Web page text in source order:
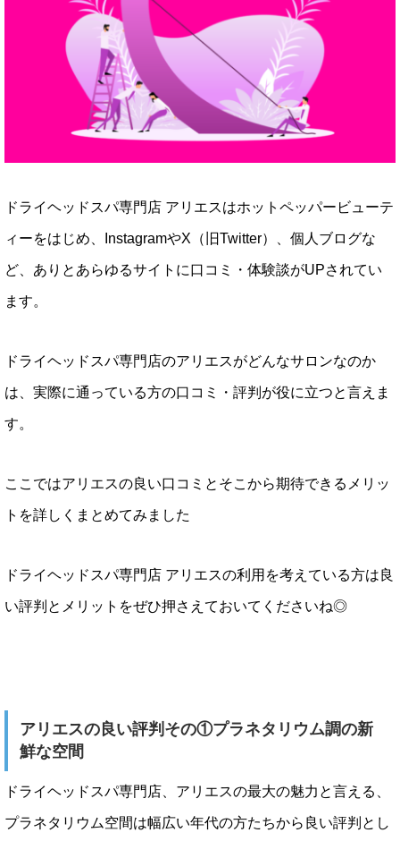
ドライヘッドスパ専門店 アリエスはホットペッパービューテ
ィーをはじめ、InstagramやX（旧Twitter）、個人ブログな
ど、ありとあらゆるサイトに口コミ・体験談がUPされてい
ます。
ドライヘッドスパ専門店のアリエスがどんなサロンなのか
は、実際に通っている方の口コミ・評判が役に立つと言えま
す。
ここではアリエスの良い口コミとそこから期待できるメリッ
トを詳しくまとめてみました
ドライヘッドスパ専門店 アリエスの利用を考えている方は良
い評判とメリットをぜひ押さえておいてくださいね◎
アリエスの良い評判その①プラネタリウム調の新
鮮な空間
ドライヘッドスパ専門店、アリエスの最大の魅力と言える、
プラネタリウム空間は幅広い年代の方たちから良い評判とし